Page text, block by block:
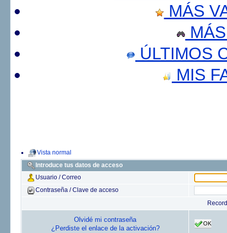
MÁS
ÚLTIMOS
MIS
Vista normal
Introduce tus datos de acceso
Usuario / Correo
Contraseña / Clave de acceso
Olvidé mi contraseña
¿Perdiste el enlace de la activación?
OK